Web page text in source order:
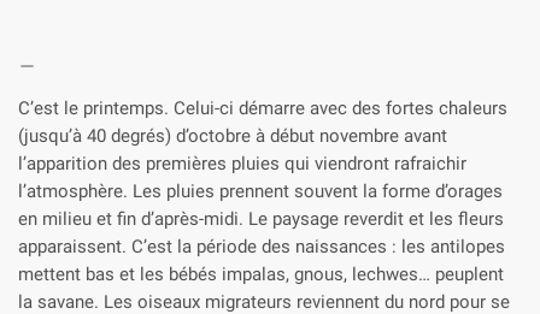
C’est le printemps. Celui-ci démarre avec des fortes chaleurs
(jusqu’à 40 degrés) d’octobre à début novembre avant
l’apparition des premières pluies qui viendront rafraichir
l’atmosphère. Les pluies prennent souvent la forme d’orages
en milieu et fin d’après-midi. Le paysage reverdit et les fleurs
apparaissent. C’est la période des naissances : les antilopes
mettent bas et les bébés impalas, gnous, lechwes… peuplent
la savane. Les oiseaux migrateurs reviennent du nord pour se